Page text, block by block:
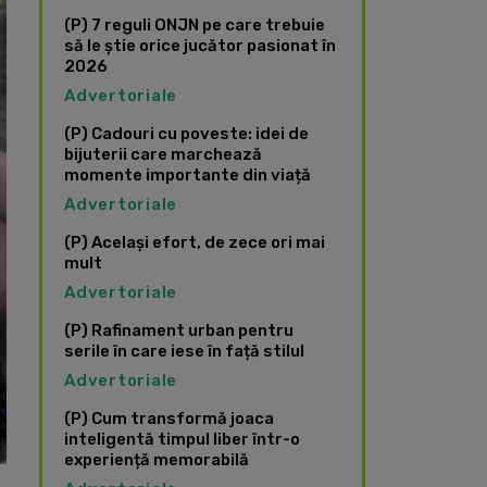
(P) 7 reguli ONJN pe care trebuie
să le știe orice jucător pasionat în
2026
Advertoriale
(P) Cadouri cu poveste: idei de
bijuterii care marchează
momente importante din viață
Advertoriale
(P) Același efort, de zece ori mai
mult
Advertoriale
(P) Rafinament urban pentru
serile în care iese în față stilul
Advertoriale
(P) Cum transformă joaca
inteligentă timpul liber într-o
experiență memorabilă